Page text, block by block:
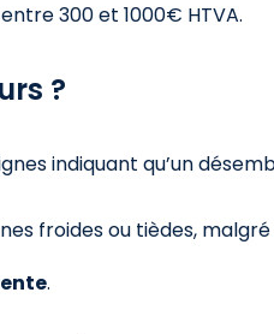
300 et 1000€ HTVA.
?
indiquant qu’un
froides ou tièdes,
.